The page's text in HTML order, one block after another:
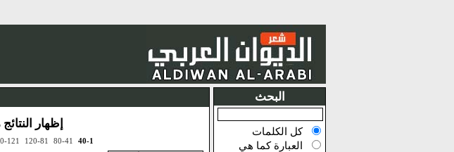
البحث
كل الكلمات
العبارة كما هي
إظهار النتائج من 1 الى 40 من
40-1
80-41
120-81
121